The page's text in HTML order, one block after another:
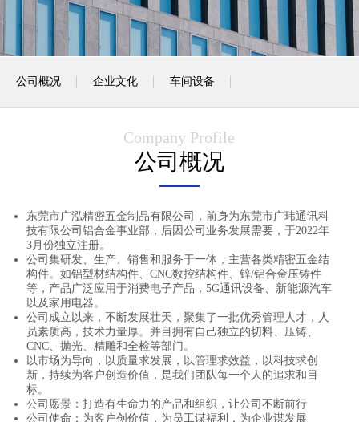
公司概况 企业文化 车间设备
Company Profile
公司概况
东莞市广泓精密五金制品有限公司，前身为东莞市广玮通讯科
技有限公司铝合金事业部，后因公司业务发展需要，于2022年
3月份独立注册。
公司集研发、生产、销售和服务于一体，主营各类精密五金结
构件。如铝型材结构件、CNC数控结构件、锌/铝合金压铸件
等，产品广泛应用于消费电子产品，5G通讯设备、新能源汽车
以及家用电器。
公司成立以来，不断发展壮天，聚集了一批优秀管理人才，人
员素质高，技术力量厚。并目拥有自己独立的切料、压铸、
CNC、抛光、精雕和全检等部门。
以市场为导向，以质量求发展，以管理求效益，以科技求创
新，持续为客户创造价值，是我们团队每一个人的追求和目
标。
公司愿景：打造有生命力的产品和组织，让公司不断前行
公司使命：为客户创价值，为员工谋福利，为企业谋发展